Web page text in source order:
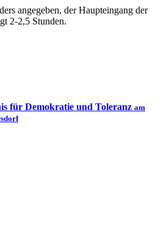
angegeben, der Haupteingang der
2-2,5 Stunden.
für Demokratie und Toleranz am